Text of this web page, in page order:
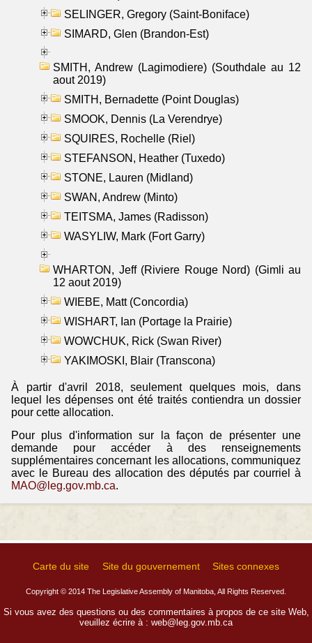
SELINGER, Gregory (Saint-Boniface)
SIMARD, Glen (Brandon-Est)
SMITH, Andrew (Lagimodiere) (Southdale au 12
aout 2019)
SMITH, Bernadette (Point Douglas)
SMOOK, Dennis (La Verendrye)
SQUIRES, Rochelle (Riel)
STEFANSON, Heather (Tuxedo)
STONE, Lauren (Midland)
SWAN, Andrew (Minto)
TEITSMA, James (Radisson)
WASYLIW, Mark (Fort Garry)
WHARTON, Jeff (Riviere Rouge Nord) (Gimli au
12 aout 2019)
WIEBE, Matt (Concordia)
WISHART, Ian (Portage la Prairie)
WOWCHUK, Rick (Swan River)
YAKIMOSKI, Blair (Transcona)
À partir d'avril 2018, seulement quelques mois, dans
lequel les dépenses ont été traités contiendra un dossier
pour cette allocation.
Pour plus d'information sur la façon de présenter une
demande pour accéder à des renseignements
supplémentaires concernant les allocations, communiquez
avec le Bureau des allocation des députés par courriel à
MAO@leg.gov.mb.ca.
Carte du site Site du gouvernement Sites connexes
Copyright © 2014 The Legislative Assembly of Manitoba, All Rights Reserved.
Si vous avez des questions ou des commentaires à propos de ce site Web,
veuillez écrire à : web@leg.gov.mb.ca